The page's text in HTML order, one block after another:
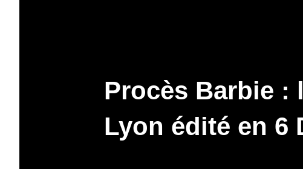
Procès Barbie :
Lyon édité en 6